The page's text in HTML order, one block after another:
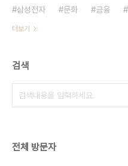
삼성전자
문화 금융
더보기
검색
전체 방문자